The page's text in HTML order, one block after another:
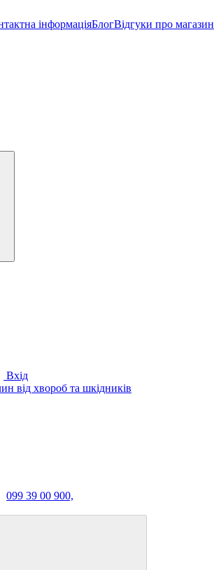
інформаціяБлогВідгуки про магазин
Вхід
099 39 00 900,